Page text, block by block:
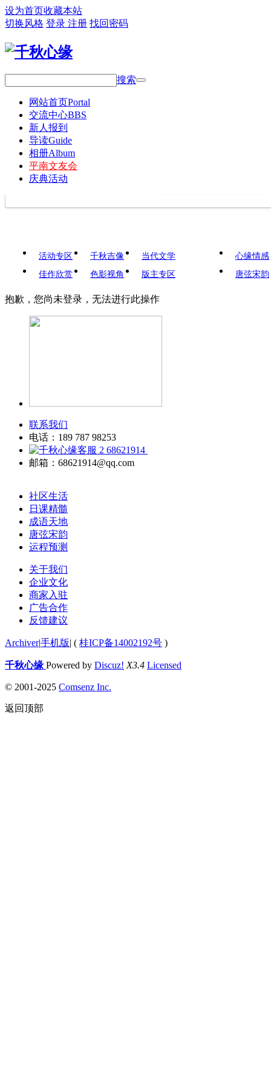
设为首页收藏本站
切换风格 登录 注册 找回密码
搜索
网站首页Portal
交流中心BBS
新人报到
导读Guide
相册Album
平南文友会
庆典活动
活动专区 千秋吉像
当代文学
佳作欣赏
色影视角 版主专区
心缘情感
唐弦宋韵
抱歉，您尚未登录，无法进行此操作
联系我们
电话：189 787 98253
68621914
邮箱：68621914@qq.com
社区生活
日课精髓
成语天地
唐弦宋韵
运程预测
关于我们
企业文化
商家入驻
广告合作
反馈建议
Archiver|手机版| ( 桂ICP备14002192号 )
千秋心缘 Powered by Discuz! X3.4 Licensed
© 2001-2025 Comsenz Inc.
返回顶部